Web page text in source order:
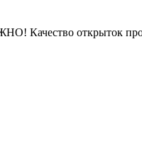
Качество открыток